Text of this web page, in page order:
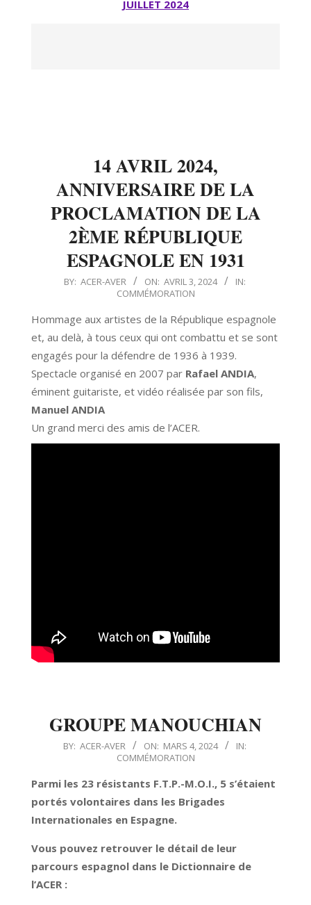
JUILLET 2024
14 AVRIL 2024,
ANNIVERSAIRE DE LA
PROCLAMATION DE LA
2ÈME RÉPUBLIQUE
ESPAGNOLE EN 1931
03
BY: ACER-AVER ON: AVRIL 3, 2024
IN:
COMMÉMORATION
Hommage aux artistes de la République espagnole
et, au delà, à tous ceux qui ont combattu et se sont
engagés pour la défendre de 1936 à 1939.
Spectacle organisé en 2007 par Rafael ANDIA,
éminent guitariste, et vidéo réalisée par son fils,
Manuel ANDIA
Un grand merci des amis de l’ACER.
GROUPE MANOUCHIAN
04
BY: ACER-AVER ON: MARS 4, 2024
IN:
COMMÉMORATION
Parmi les 23 résistants F.T.P.-M.O.I., 5 s’étaient
portés volontaires dans les Brigades
Internationales en Espagne.
Vous pouvez retrouver le détail de leur
parcours espagnol dans le Dictionnaire de
l’ACER :